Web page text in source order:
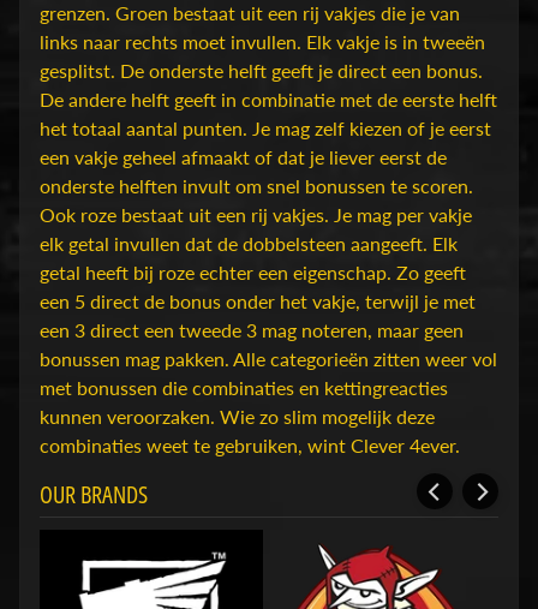
O
v
e
r
i
g
e
n
Expand child menu
O
v
e
r
O
n
s
S
h
grenzen. Groen bestaat uit een rij vakjes die je van
links naar rechts moet invullen. Elk vakje is in tweeën
gesplitst. De onderste helft geeft je direct een bonus.
De andere helft geeft in combinatie met de eerste helft
het totaal aantal punten. Je mag zelf kiezen of je eerst
een vakje geheel afmaakt of dat je liever eerst de
onderste helften invult om snel bonussen te scoren.
Ook roze bestaat uit een rij vakjes. Je mag per vakje
elk getal invullen dat de dobbelsteen aangeeft. Elk
getal heeft bij roze echter een eigenschap. Zo geeft
een 5 direct de bonus onder het vakje, terwijl je met
een 3 direct een tweede 3 mag noteren, maar geen
bonussen mag pakken. Alle categorieën zitten weer vol
met bonussen die combinaties en kettingreacties
kunnen veroorzaken. Wie zo slim mogelijk deze
combinaties weet te gebruiken, wint Clever 4ever.
OUR BRANDS